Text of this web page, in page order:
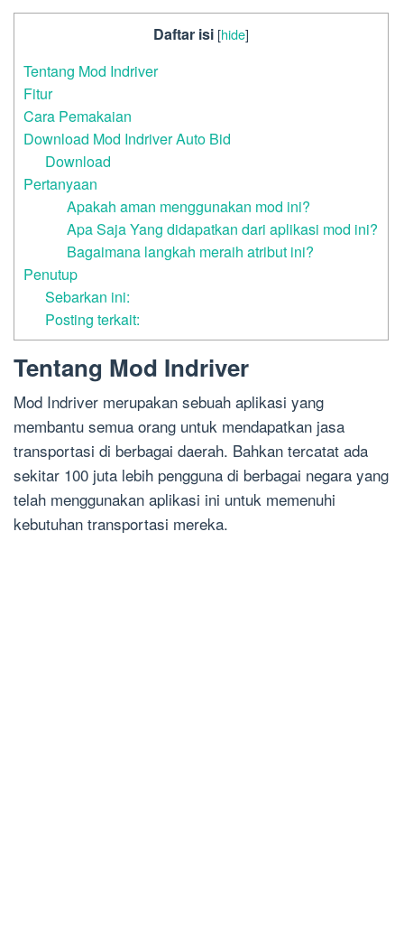
Daftar isi [hide]
Tentang Mod Indriver
Fitur
Cara Pemakaian
Download Mod Indriver Auto Bid
Download
Pertanyaan
Apakah aman menggunakan mod ini?
Apa Saja Yang didapatkan dari aplikasi mod ini?
Bagaimana langkah meraih atribut ini?
Penutup
Sebarkan ini:
Posting terkait:
Tentang Mod Indriver
Mod Indriver merupakan sebuah aplikasi yang
membantu semua orang untuk mendapatkan jasa
transportasi di berbagai daerah. Bahkan tercatat ada
sekitar 100 juta lebih pengguna di berbagai negara yang
telah menggunakan aplikasi ini untuk memenuhi
kebutuhan transportasi mereka.